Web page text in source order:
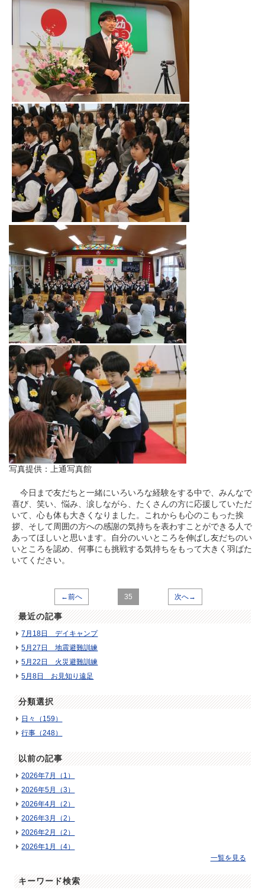
写真提供：上通写真館
今日まで友だちと一緒にいろいろな経験をする中で、みんなで
喜び、笑い、悩み、涙しながら、たくさんの方に応援していただ
いて、心も体も大きくなりました。これからも心のこもった挨
拶、そして周囲の方への感謝の気持ちを表わすことができる人で
あってほしいと思います。自分のいいところを伸ばし友だちのい
いところを認め、何事にも挑戦する気持ちをもって大きく羽ばた
いてください。
←前へ 35 次へ→
最近の記事
7月18日 デイキャンプ
5月27日 地震避難訓練
5月22日 火災避難訓練
5月8日 お見知り遠足
分類選択
日々（159）
行事（248）
以前の記事
2026年7月（1）
2026年5月（3）
2026年4月（2）
2026年3月（2）
2026年2月（2）
2026年1月（4）
一覧を見る
キーワード検索